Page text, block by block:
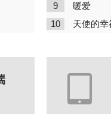
9 暖爱
10 天使的幸